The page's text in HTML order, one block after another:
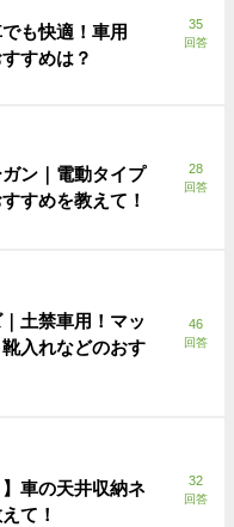
も快適！車用
すめは？
35
回答
ン｜電動タイプ
すめを教えて！
28
回答
土禁車用！マッ
入れなどのおす
46
回答
】車の天井収納ネ
て！
32
回答